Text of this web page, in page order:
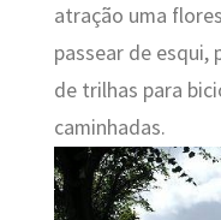
atração uma
passear de esqui,
de trilhas para
caminhadas.